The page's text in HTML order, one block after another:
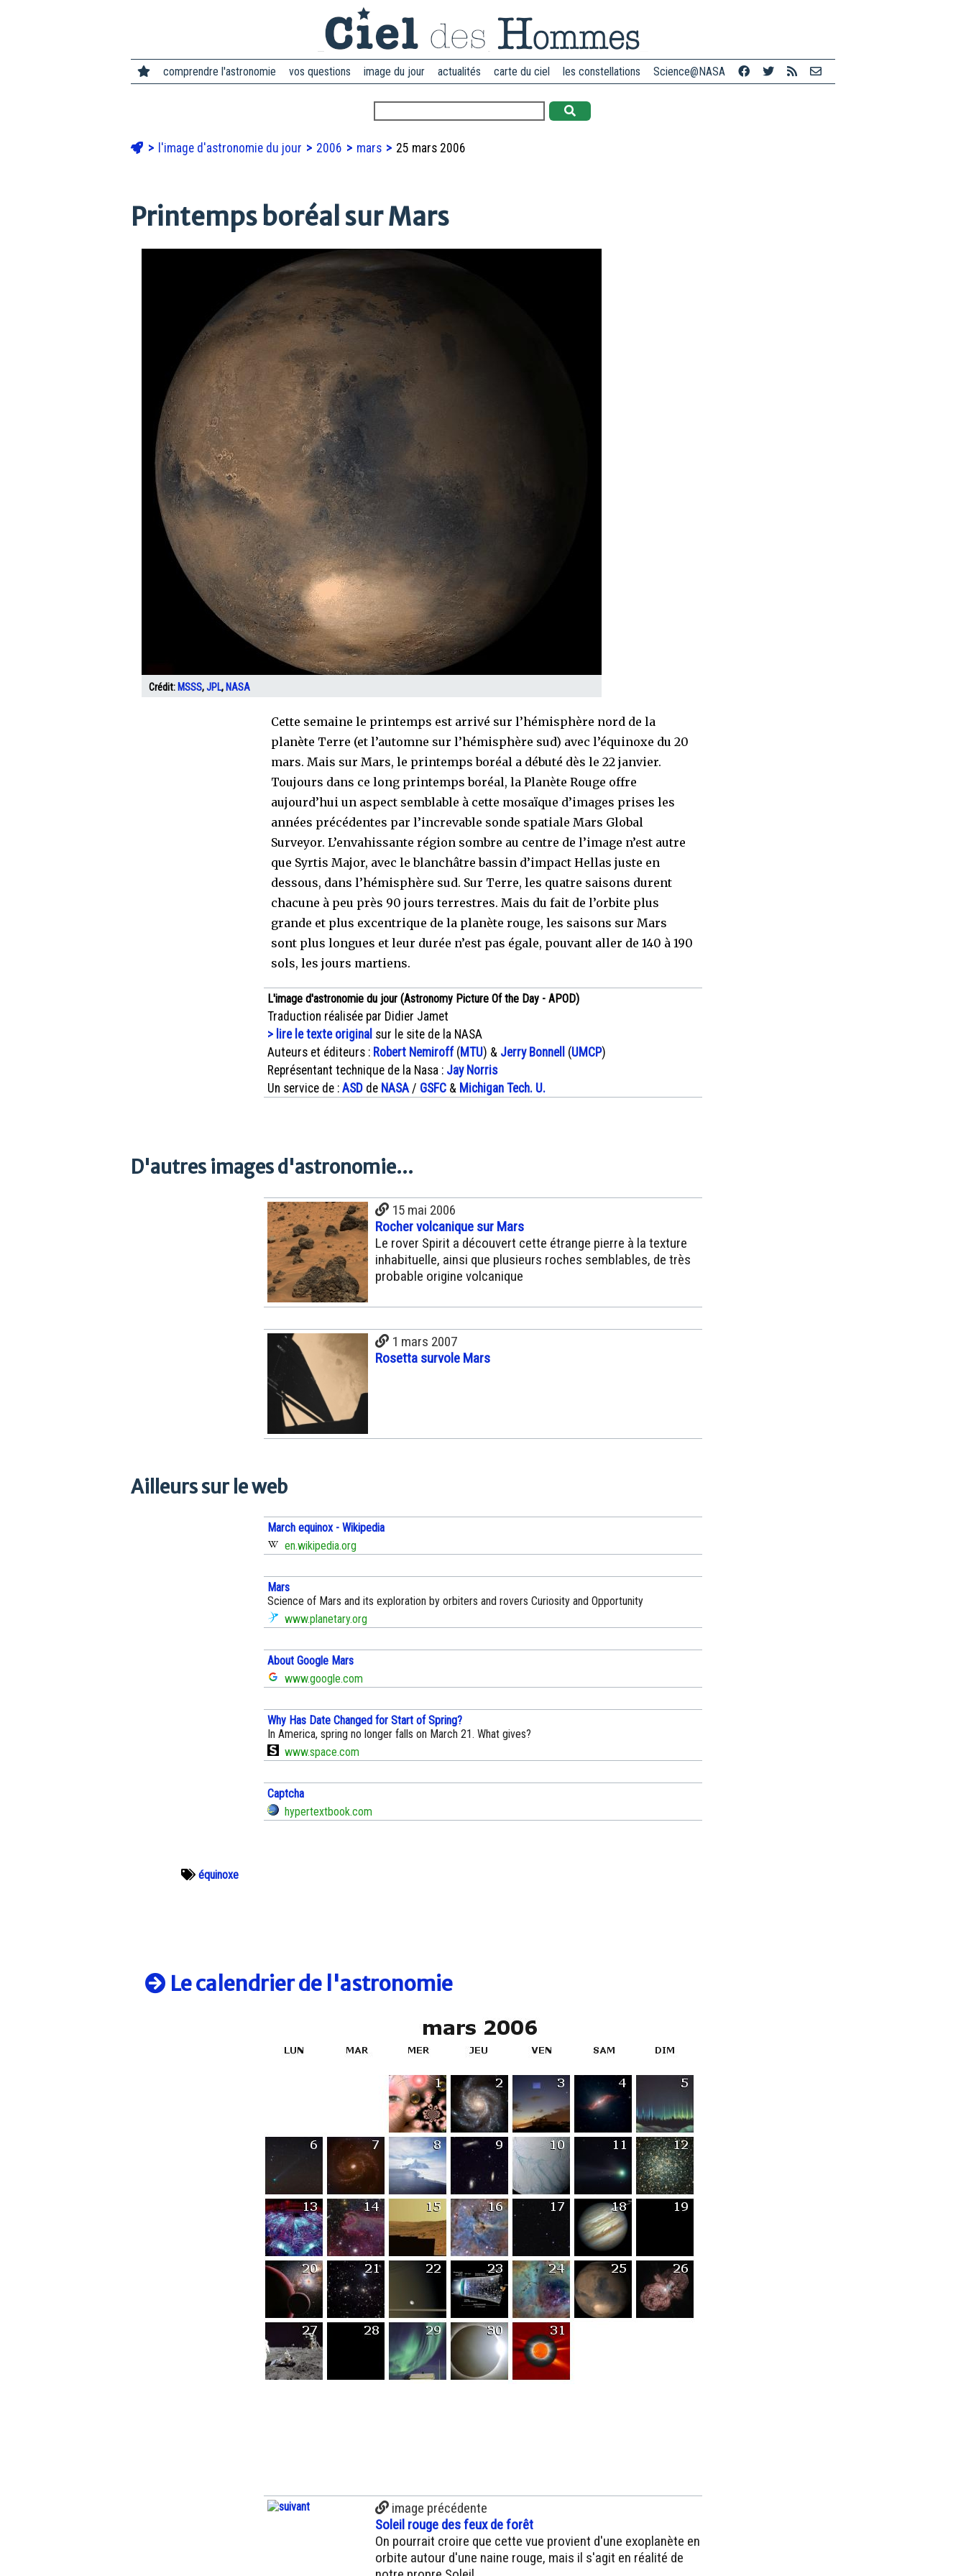
comprendre l'astronomie vos questions image du jour actualités carte du ciel les constellations Science@NASA
l'image d'astronomie du jour 2006 mars 25 mars 2006
Printemps boréal sur Mars
Crédit: MSSS,JPL, NASA
Cette semaine le printemps est arrivé sur l’hémisphère nord de la
planète Terre (et l’automne sur l’hémisphère sud) avec l’équinoxe du 20
mars. Mais sur Mars, le printemps boréal a débuté dès le 22 janvier.
Toujours dans ce long printemps boréal, la Planète Rouge offre
aujourd’hui un aspect semblable à cette mosaïque d’images prises les
années précédentes par l’increvable sonde spatiale Mars Global
Surveyor. L’envahissante région sombre au centre de l’image n’est autre
que Syrtis Major, avec le blanchâtre bassin d’impact Hellas juste en
dessous, dans l’hémisphère sud. Sur Terre, les quatre saisons durent
chacune à peu près 90 jours terrestres. Mais du fait de l’orbite plus
grande et plus excentrique de la planète rouge, les saisons sur Mars
sont plus longues et leur durée n’est pas égale, pouvant aller de 140 à 190
sols, les jours martiens.
L'image d'astronomie du jour (Astronomy Picture Of the Day - APOD)
Traduction réalisée par Didier Jamet
> lire le texte original sur le site de la NASA
Auteurs et éditeurs : Robert Nemiroff(MTU) & Jerry Bonnell (UMCP)
Représentant technique de la Nasa : Jay Norris
Un service de : ASD de NASA / GSFC & Michigan Tech. U.
D'autres images d'astronomie...
15 mai 2006
Rocher volcanique sur Mars
Le rover Spirit a découvert cette étrange pierre à la texture
inhabituelle, ainsi que plusieurs roches semblables, de très
probable origine volcanique
1 mars 2007
Rosetta survole Mars
Ailleurs sur le web
March equinox - Wikipedia
en.wikipedia.org
Mars
Science of Mars and its exploration by orbiters and rovers Curiosity and Opportunity
www.planetary.org
About Google Mars
www.google.com
Why Has Date Changed for Start of Spring?
In America, spring no longer falls on March 21. What gives?
www.space.com
Captcha
hypertextbook.com
équinoxe
Le calendrier de l'astronomie
image précédente
Soleil rouge des feux de forêt
On pourrait croire que cette vue provient d'une exoplanète en
orbite autour d'une naine rouge, mais il s'agit en réalité de